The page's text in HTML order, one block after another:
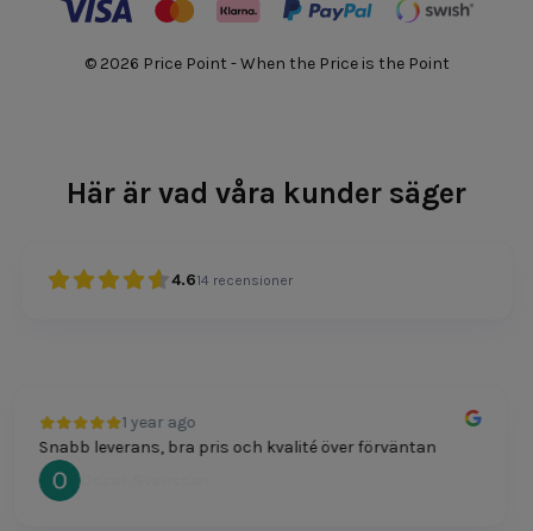
© 2026 Price Point - When the Price is the Point
Här är vad våra kunder säger
4.614 recensioner
1 year ago
Snabb leverans, bra pris och kvalité över förväntan
Oscar Svensson